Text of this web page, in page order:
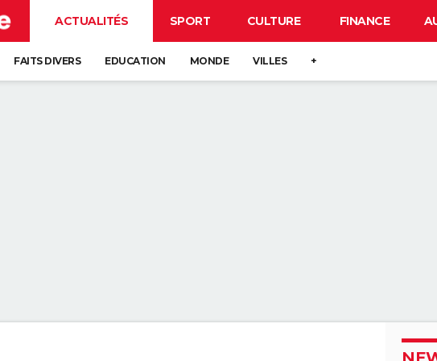
ACTUALITÉS SPORT CULTURE FINANCE
FAITS DIVERS EDUCATION MONDE VILLES +